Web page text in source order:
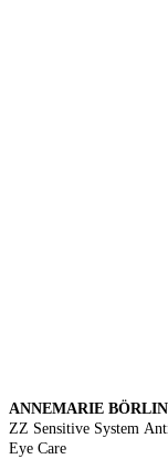
ANNEMARIE
ZZ Sensitive System
Eye Care